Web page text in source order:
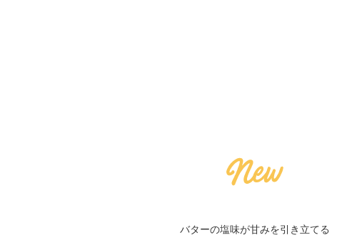
バターの塩味が甘みを引き立てる